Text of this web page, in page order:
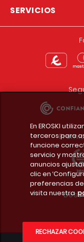
SERVICIOS
En EROSKI
terceros para
funcione
servicio y
anuncios
clic en
preferencias de
visita nuestra
RECHAZAR